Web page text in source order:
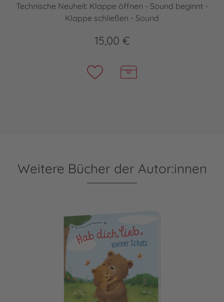
Technische Neuheit: Klappe öffnen - Sound beginnt -
Klappe schließen - Sound
15,00 €
Weitere Bücher der Autor:innen
Mein Record & Play-Buch: Hab dich lieb, kleiner Schatz